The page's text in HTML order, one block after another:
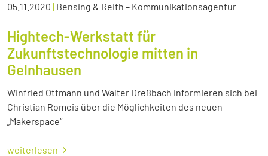
05.11.2020 | Bensing & Reith – Kommunikationsagentur
Hightech-Werkstatt für
Zukunftstechnologie mitten in
Gelnhausen
Winfried Ottmann und Walter Dreßbach informieren sich bei
Christian Romeis über die Möglichkeiten des neuen
„Makerspace“
weiterlesen